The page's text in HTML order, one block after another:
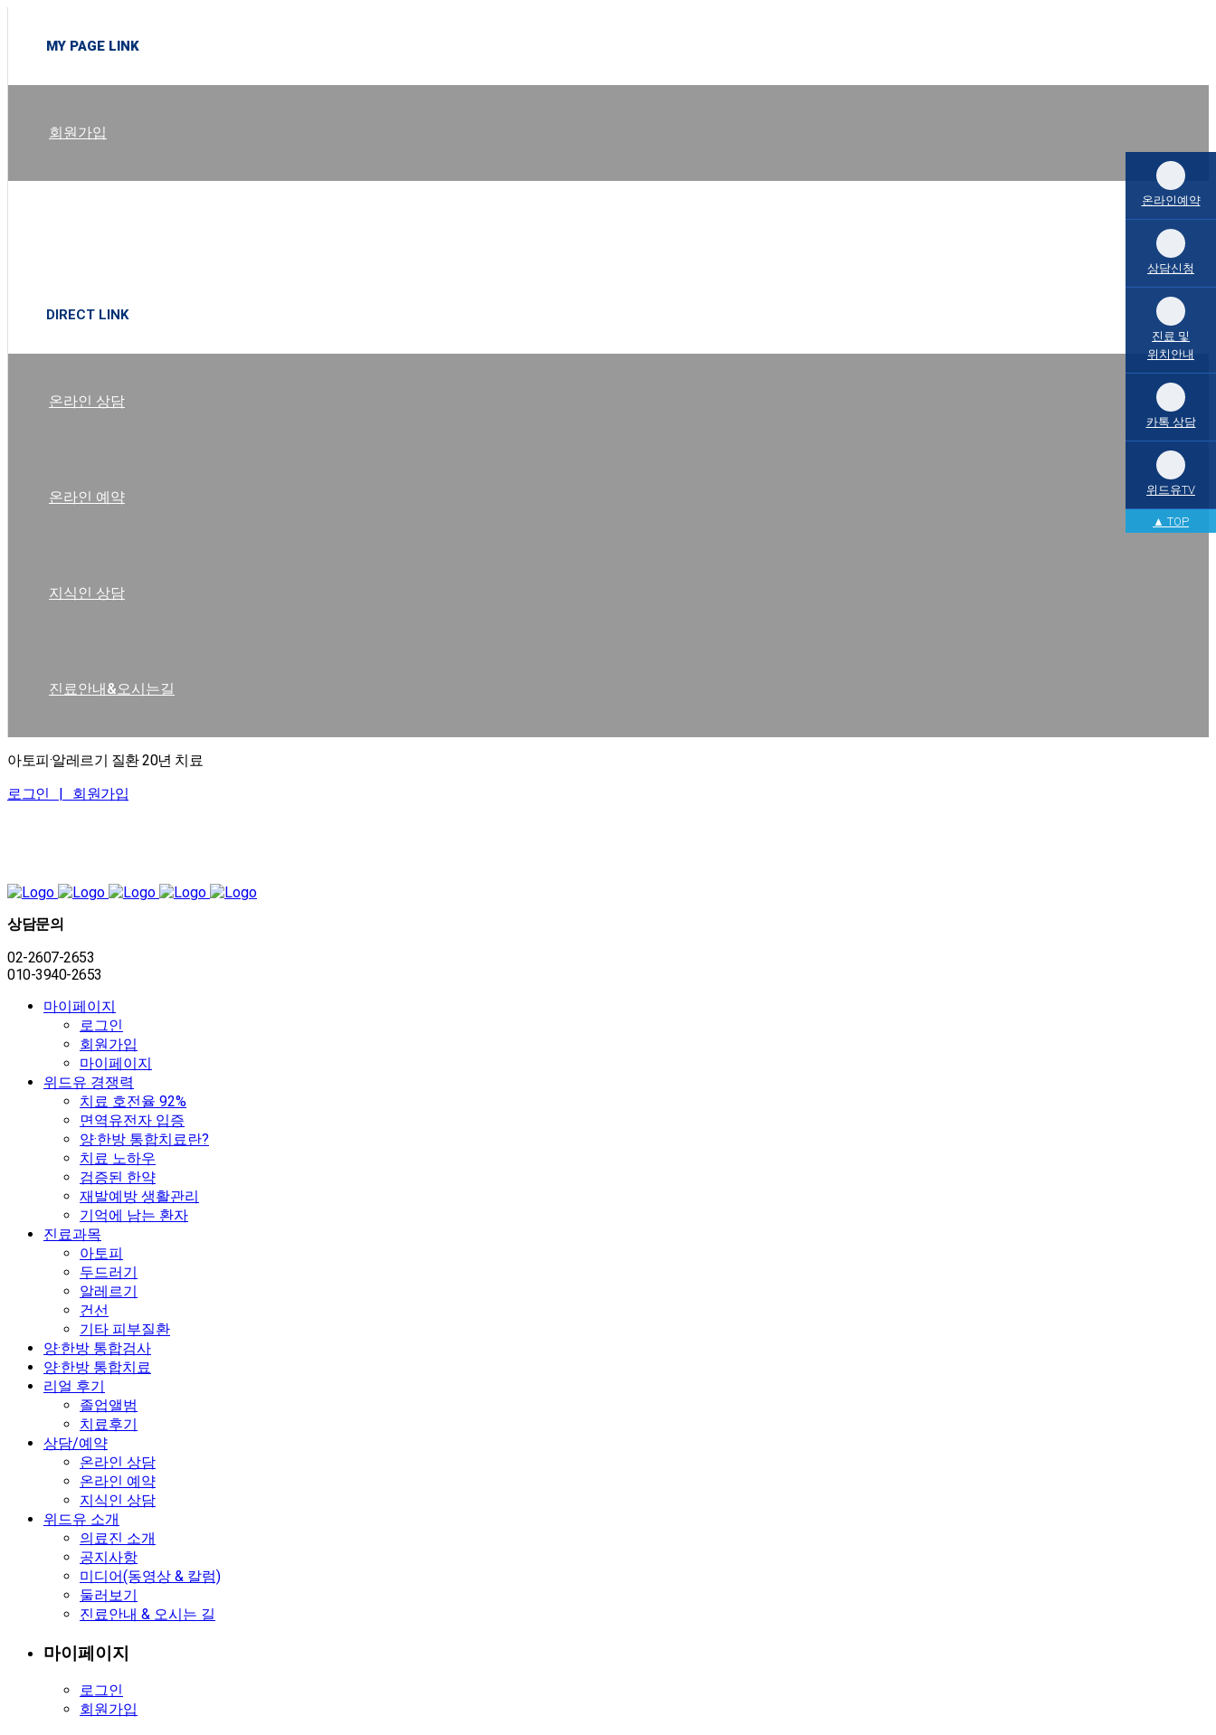
MY PAGE LINK
회원가입
DIRECT LINK
온라인 상담
온라인 예약
지식인 상담
진료안내&오시는길
아토피·알레르기 질환 20년 치료
로그인 | 회원가입
상담문의
02-2607-2653
010-3940-2653
마이페이지
로그인
회원가입
마이페이지
위드유 경쟁력
치료 호전율 92%
면역유전자 입증
양·한방 통합치료란?
치료 노하우
검증된 한약
재발예방 생활관리
기억에 남는 환자
진료과목
아토피
두드러기
알레르기
건선
기타 피부질환
양·한방 통합검사
양·한방 통합치료
리얼 후기
졸업앨범
치료후기
상담/예약
온라인 상담
온라인 예약
지식인 상담
위드유 소개
의료진 소개
공지사항
미디어(동영상 & 칼럼)
둘러보기
진료안내 & 오시는 길
마이페이지
로그인
회원가입
온라인예약
상담신청
진료 및
위치안내
카톡 상담
위드유TV
▲ TOP